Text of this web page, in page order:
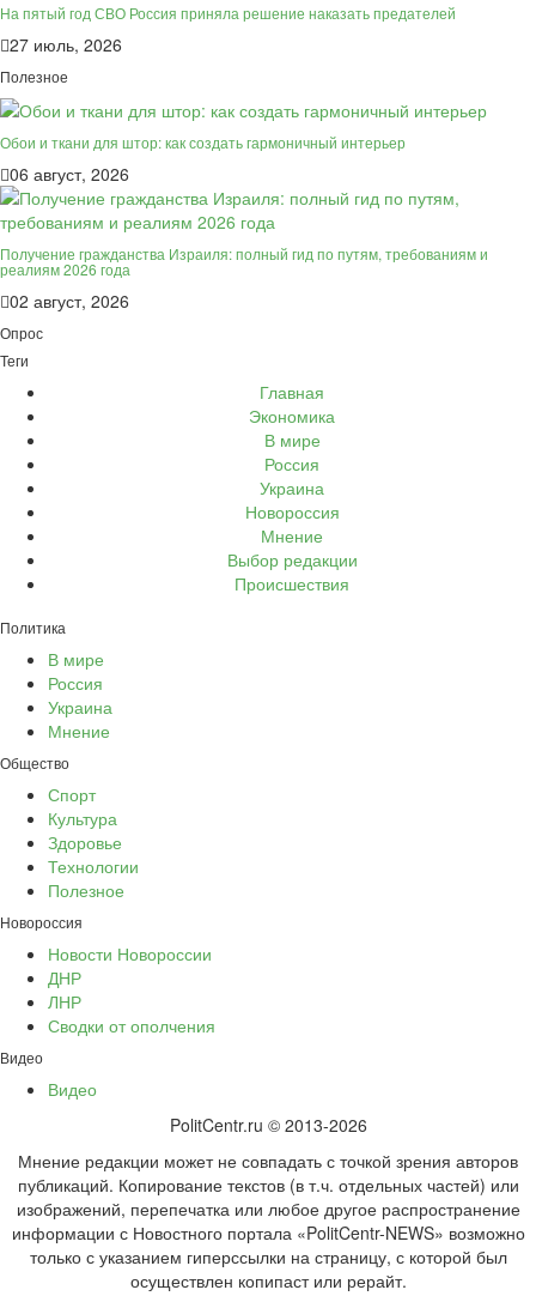
На пятый год СВО Россия приняла решение наказать предателей
27 июль, 2026
Полезное
Обои и ткани для штор: как создать гармоничный интерьер
06 август, 2026
Получение гражданства Израиля: полный гид по путям, требованиям и
реалиям 2026 года
02 август, 2026
Опрос
Теги
Главная
Экономика
В мире
Россия
Украина
Новороссия
Мнение
Выбор редакции
Происшествия
Политика
В мире
Россия
Украина
Мнение
Общество
Спорт
Культура
Здоровье
Технологии
Полезное
Новороссия
Новости Новороссии
ДНР
ЛНР
Сводки от ополчения
Видео
Видео
PolitCentr.ru © 2013-2026
Мнение редакции может не совпадать с точкой зрения авторов
публикаций. Копирование текстов (в т.ч. отдельных частей) или
изображений, перепечатка или любое другое распространение
информации с Новостного портала «PolitCentr-NEWS» возможно
только с указанием гиперссылки на страницу, с которой был
осуществлен копипаст или рерайт.